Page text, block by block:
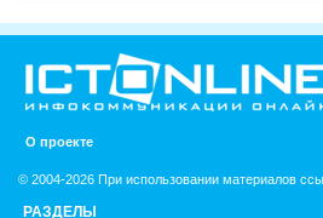
О проекте
© 2004-2026 При использовании материалов
РАЗДЕЛЫ